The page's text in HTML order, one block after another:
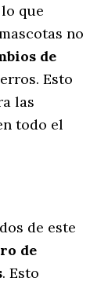
lo que
no
de
. Esto
las
todo el
de este
de
. Esto